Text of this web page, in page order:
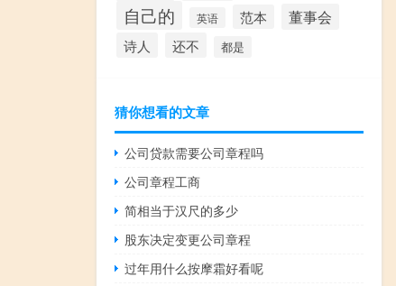
自己的 英语 范本 董事会
诗人 还不 都是
猜你想看的文章
公司贷款需要公司章程吗
公司章程工商
简相当于汉尺的多少
股东决定变更公司章程
过年用什么按摩霜好看呢